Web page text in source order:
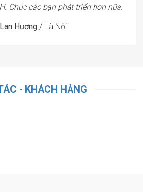
Chúc các bạn phát triển hơn nữa.
Lan Hương / Hà Nội
- KHÁCH HÀNG